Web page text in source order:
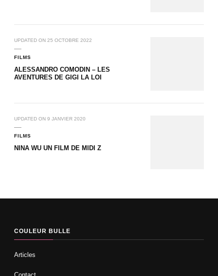
UPDATED ON 25 OCTOBRE 2022
FILMS
ALESSANDRO COMODIN – LES
AVENTURES DE GIGI LA LOI
UPDATED ON 9 JANVIER 2020
FILMS
NINA WU UN FILM DE MIDI Z
COULEUR BULLE
Articles